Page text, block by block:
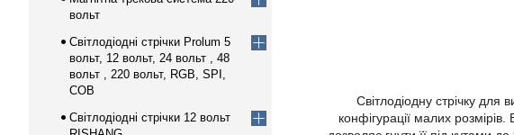
Світлодіодну стрічку для
конфігурації малих
вольт
Світлодіодні стрічки Prolum 5
вольт, 12 вольт, 24 вольт , 48
вольт , 220 вольт, RGB, SPI,
COB
Світлодіодні стрічки 12 вольт